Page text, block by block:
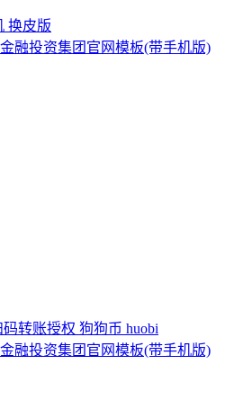
换皮版
转账授权 狗狗币 huobi